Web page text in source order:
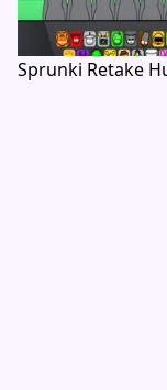
Sprunki Retake